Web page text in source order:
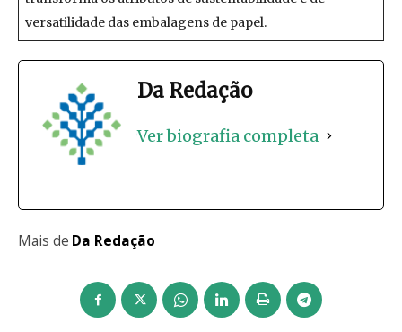
versatilidade das embalagens de papel.
Da Redação
Ver biografia completa
Mais de Da Redação